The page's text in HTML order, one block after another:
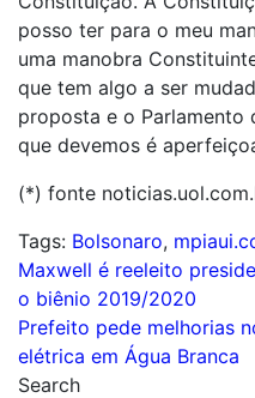
posso ter para o meu
uma manobra
que tem algo a ser
proposta e o Parlamento
que devemos é
(*) fonte
Tags: Bolsonaro,
Navegação
de
Post
Maxwell é reeleito
o biênio 2019/2020
Prefeito pede melhorias
elétrica em Água Branca
Search